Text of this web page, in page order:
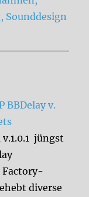
Sounddesign
BBDelay v.
jüngst
Factory-
diverse